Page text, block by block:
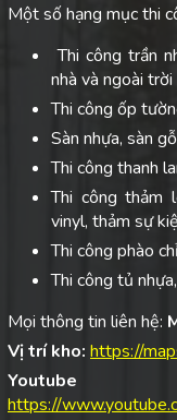
Một số hạng mục thi
Thi công trần
nhà và ngoài trời
Thi công ốp
Sàn nhựa, sàn
Thi công thanh
Thi công thảm
vinyl, thảm sự
Thi công phào
Thi công tủ
Mọi thông tin liên hệ:
Vị trí kho: https://
https://